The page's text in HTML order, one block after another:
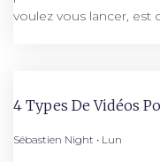
voulez vous lancer, est
4 Types De Vidéos
Sébastien Night Lun